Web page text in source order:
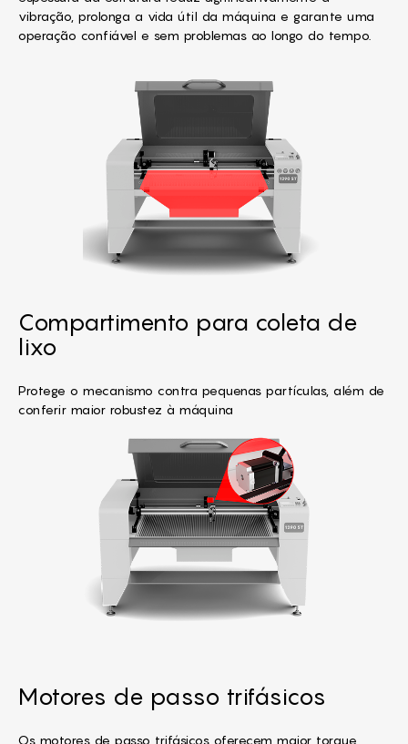
vibração, prolonga a vida útil da máquina e garante uma
operação confiável e sem problemas ao longo do tempo.
Compartimento para coleta de
lixo
Protege o mecanismo contra pequenas partículas, além de
conferir maior robustez à máquina
Motores de passo trifásicos
Os motores de passo trifásicos oferecem maior torque,